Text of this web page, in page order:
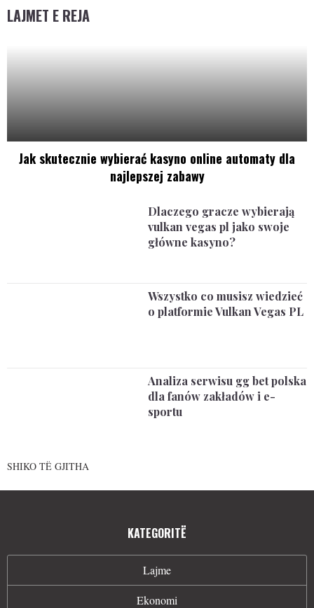
LAJMET E REJA
Jak skutecznie wybierać kasyno online automaty dla
najlepszej zabawy
Dlaczego gracze wybierają
vulkan vegas pl jako swoje
główne kasyno?
Wszystko co musisz wiedzieć
o platformie Vulkan Vegas PL
Analiza serwisu gg bet polska
dla fanów zakładów i e-
sportu
SHIKO TË GJITHA
KATEGORITË
Lajme
Ekonomi